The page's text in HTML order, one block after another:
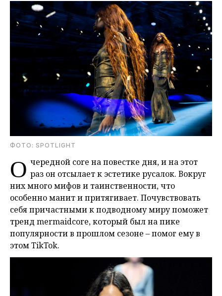
ФОТО: SPOTLIGHT
О чередной core на повестке дня, и на этот
раз он отсылает к эстетике русалок. Вокруг
них много мифов и таинственности, что
особенно манит и притягивает. Почувствовать
себя причастными к подводному миру поможет
тренд mermaidcore, который был на пике
популярности в прошлом сезоне – помог ему в
этом TikTok.